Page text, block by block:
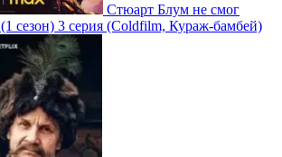
Стюарт Блум не смог
(1 сезон) 3 серия (Coldfilm, Кураж-бамбей)